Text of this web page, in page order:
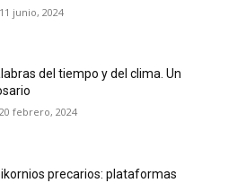
11 junio, 2024
del tiempo y del clima. Un
20 febrero, 2024
precarios: plataformas